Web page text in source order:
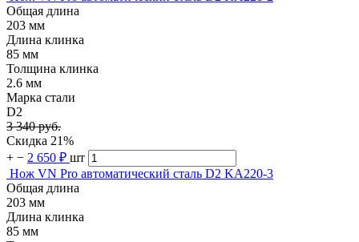
Общая длина
203 мм
Длина клинка
85 мм
Толщина клинка
2.6 мм
Марка стали
D2
3 340 руб.
Скидка 21%
+ − 2 650 ₽ шт
Нож VN Pro автоматический сталь D2 KA220-3
Общая длина
203 мм
Длина клинка
85 мм